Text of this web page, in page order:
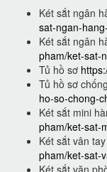
Két sắt ngân
sat-ngan-
Két sắt ngân
pham/ket-sat-
Tủ hồ sơ
Tủ hồ sơ
ho-so-chong-
Két sắt mini
pham/ket-sat-
Két sắt vân
pham/ket-sat-